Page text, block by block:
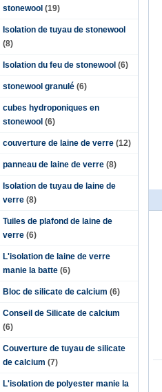
stonewool (19)
Isolation de tuyau de stonewool
(8)
Isolation du feu de stonewool (6)
stonewool granulé (6)
cubes hydroponiques en
stonewool (6)
couverture de laine de verre (12)
panneau de laine de verre (8)
Isolation de tuyau de laine de
verre (8)
Tuiles de plafond de laine de
verre (6)
L'isolation de laine de verre
manie la batte (6)
Bloc de silicate de calcium (6)
Conseil de Silicate de calcium
(6)
Couverture de tuyau de silicate
de calcium (7)
L'isolation de polyester manie la